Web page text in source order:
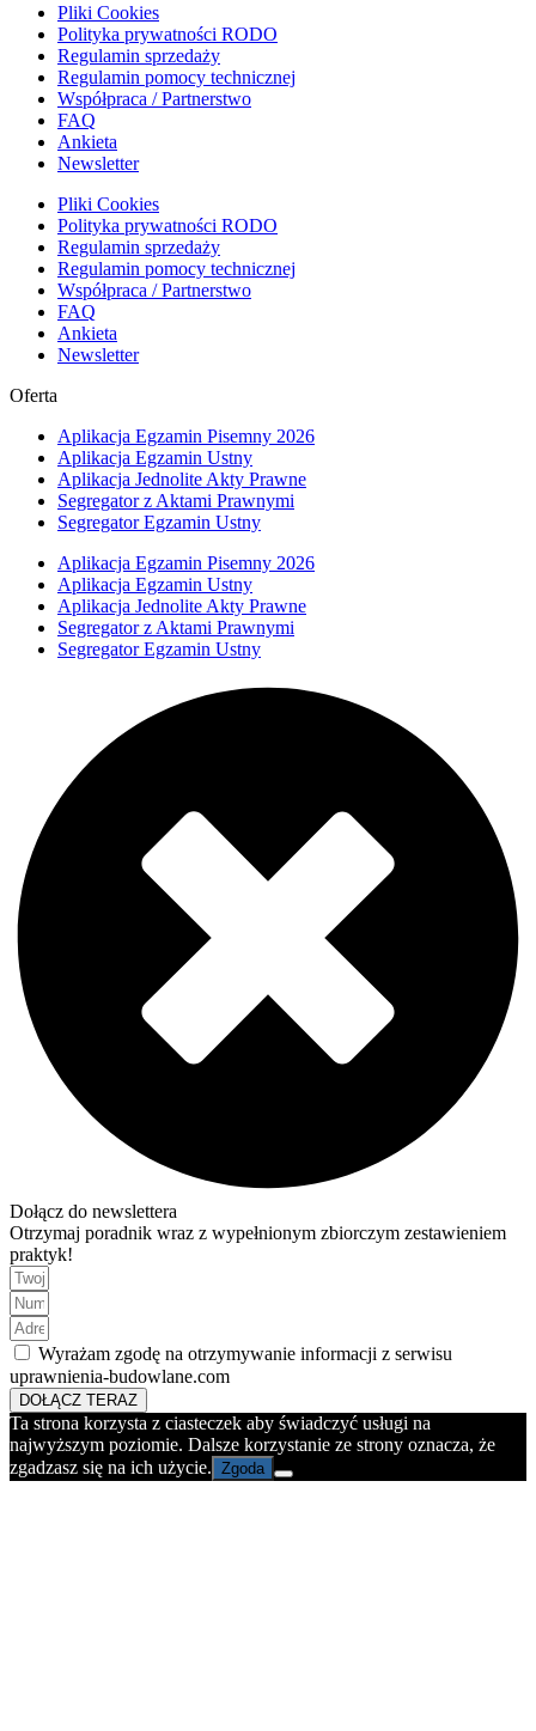
Pliki Cookies
Polityka prywatności RODO
Regulamin sprzedaży
Regulamin pomocy technicznej
Współpraca / Partnerstwo
FAQ
Ankieta
Newsletter
Pliki Cookies
Polityka prywatności RODO
Regulamin sprzedaży
Regulamin pomocy technicznej
Współpraca / Partnerstwo
FAQ
Ankieta
Newsletter
Oferta
Aplikacja Egzamin Pisemny 2026
Aplikacja Egzamin Ustny
Aplikacja Jednolite Akty Prawne
Segregator z Aktami Prawnymi
Segregator Egzamin Ustny
Aplikacja Egzamin Pisemny 2026
Aplikacja Egzamin Ustny
Aplikacja Jednolite Akty Prawne
Segregator z Aktami Prawnymi
Segregator Egzamin Ustny
Dołącz do newslettera
Otrzymaj poradnik wraz z wypełnionym zbiorczym zestawieniem
praktyk!
Wyrażam zgodę na otrzymywanie informacji z serwisu
uprawnienia-budowlane.com
DOŁĄCZ TERAZ
Ta strona korzysta z ciasteczek aby świadczyć usługi na
najwyższym poziomie. Dalsze korzystanie ze strony oznacza, że
zgadzasz się na ich użycie. Zgoda